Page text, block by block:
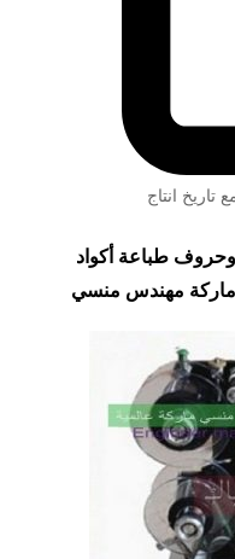
تاريخ انتاج
يدوي 3 سطور وحروف طباعة أكواد